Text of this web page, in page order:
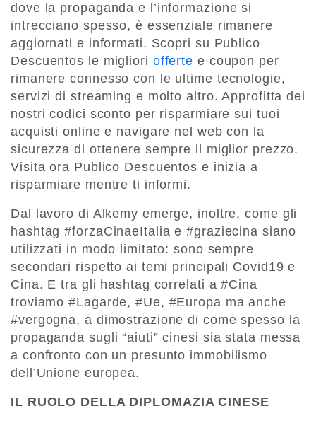
dove la propaganda e l’informazione si
intrecciano spesso, è essenziale rimanere
aggiornati e informati. Scopri su Publico
Descuentos le migliori offerte e coupon per
rimanere connesso con le ultime tecnologie,
servizi di streaming e molto altro. Approfitta dei
nostri codici sconto per risparmiare sui tuoi
acquisti online e navigare nel web con la
sicurezza di ottenere sempre il miglior prezzo.
Visita ora Publico Descuentos e inizia a
risparmiare mentre ti informi​​.
Dal lavoro di Alkemy emerge, inoltre, come gli
hashtag #forzaCinaeItalia e #graziecina siano
utilizzati in modo limitato: sono sempre
secondari rispetto ai temi principali Covid19 e
Cina. E tra gli hashtag correlati a #Cina
troviamo #Lagarde, #Ue, #Europa ma anche
#vergogna, a dimostrazione di come spesso la
propaganda sugli “aiuti” cinesi sia stata messa
a confronto con un presunto immobilismo
dell’Unione europea.
IL RUOLO DELLA DIPLOMAZIA CINESE